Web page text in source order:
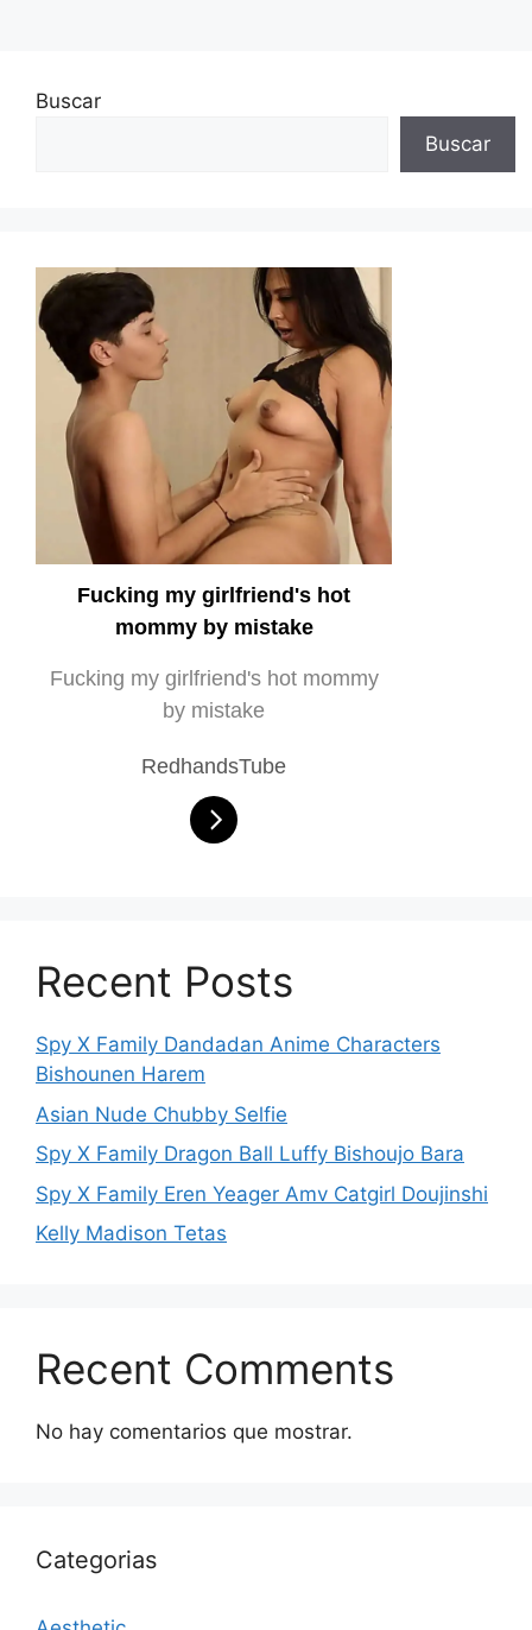
Buscar
Buscar
Fucking my girlfriend's hot
mommy by mistake
Fucking my girlfriend's hot mommy
by mistake
RedhandsTube
Recent Posts
Spy X Family Dandadan Anime Characters
Bishounen Harem
Asian Nude Chubby Selfie
Spy X Family Dragon Ball Luffy Bishoujo Bara
Spy X Family Eren Yeager Amv Catgirl Doujinshi
Kelly Madison Tetas
Recent Comments
No hay comentarios que mostrar.
Categorias